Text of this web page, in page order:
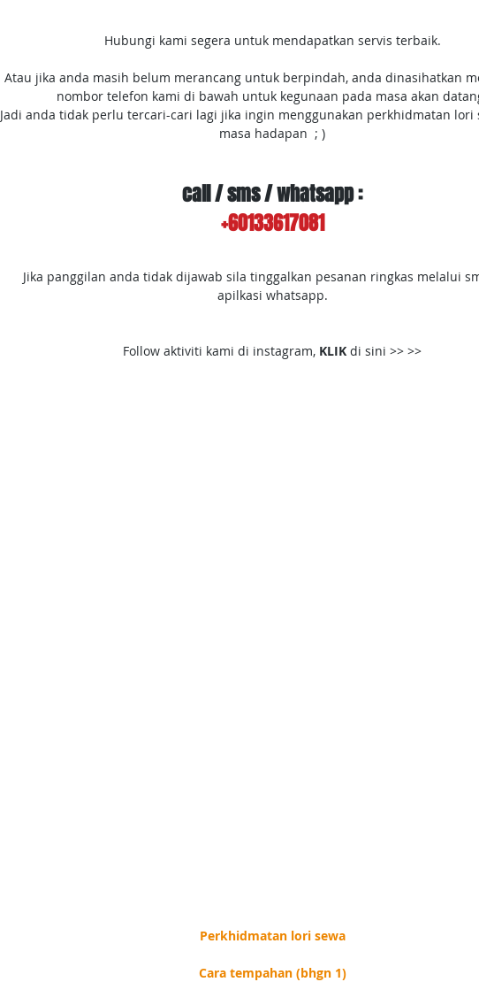
Hubungi kami segera untuk mendapatkan servis terbaik.
Atau jika anda masih belum merancang untuk berpindah, anda dinasihatkan
nombor telefon kami di bawah untuk kegunaan pada masa akan
Jadi anda tidak perlu tercari-cari lagi jika ingin menggunakan perkhidmatan lori
masa hadapan  ; )
call / sms / whatsapp :
+60133617081
Jika panggilan anda tidak dijawab sila tinggalkan pesanan ringkas melalui
apilkasi whatsapp.
Follow aktiviti kami di instagram, KLIK di sini >> >>
Perkhidmatan lori sewa
Cara tempahan (bhgn 1)